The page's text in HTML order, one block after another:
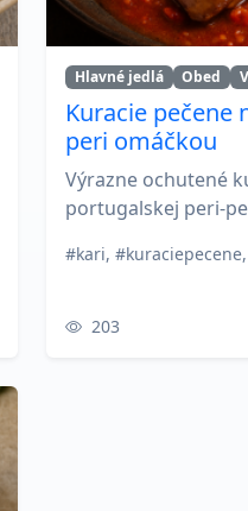
Hlavné jedlá Obed
Kuracie pečene
peri omáčkou
Výrazne ochutené
portugalskej peri-
203